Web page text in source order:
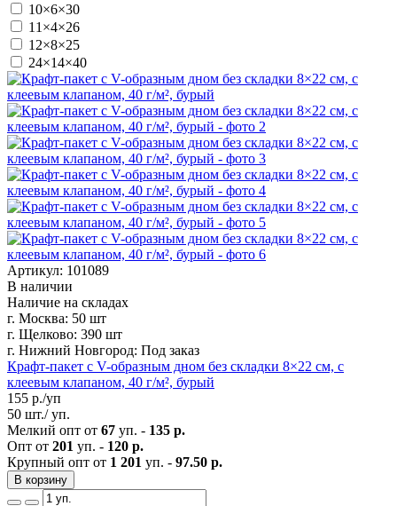
10×6×30
11×4×26
12×8×25
24×14×40
Артикул: 101089
В наличии
Наличие на складах
г. Москва: 50 шт
г. Щелково: 390 шт
г. Нижний Новгород: Под заказ
Крафт-пакет с V-образным дном без складки 8×22 см, с
клеевым клапаном, 40 г/м², бурый
155 р./уп
50 шт./ уп.
Мелкий опт от 67 уп. - 135 р.
Опт от 201 уп. - 120 р.
Крупный опт от 1 201 уп. - 97.50 р.
В корзину